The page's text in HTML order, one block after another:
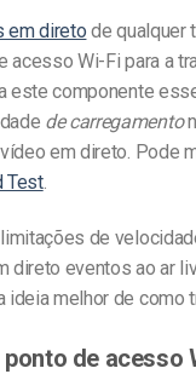
em direto de qualquer
acesso Wi-Fi para a
este componente
de carregamento
em direto. Pode
Test.
de
direto eventos ao ar
ideia melhor de como
ponto de acesso